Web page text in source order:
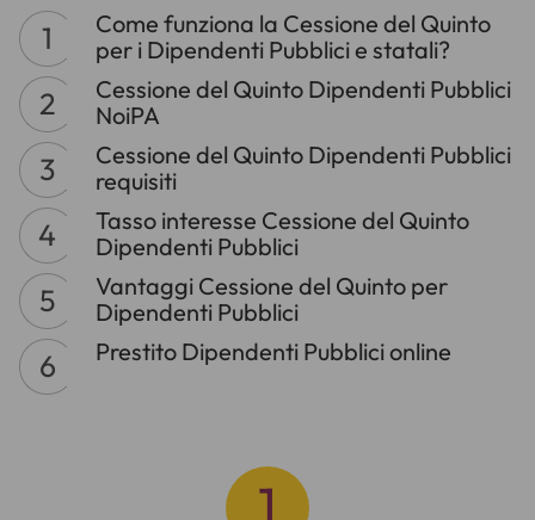
Come funziona la Cessione del Quinto
per i Dipendenti Pubblici e statali?
Cessione del Quinto Dipendenti Pubblici
NoiPA
Cessione del Quinto Dipendenti Pubblici
requisiti
Tasso interesse Cessione del Quinto
Dipendenti Pubblici
Vantaggi Cessione del Quinto per
Dipendenti Pubblici
Prestito Dipendenti Pubblici online